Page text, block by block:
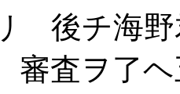
後チ海野
査ヲ了